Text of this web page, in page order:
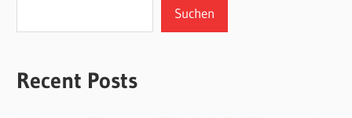
Suchen
Recent Posts